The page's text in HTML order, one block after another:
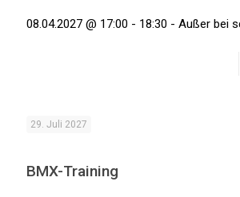
08.04.2027 @ 17:00 - 18:30 - Außer bei
29. Juli 2027
BMX-Training